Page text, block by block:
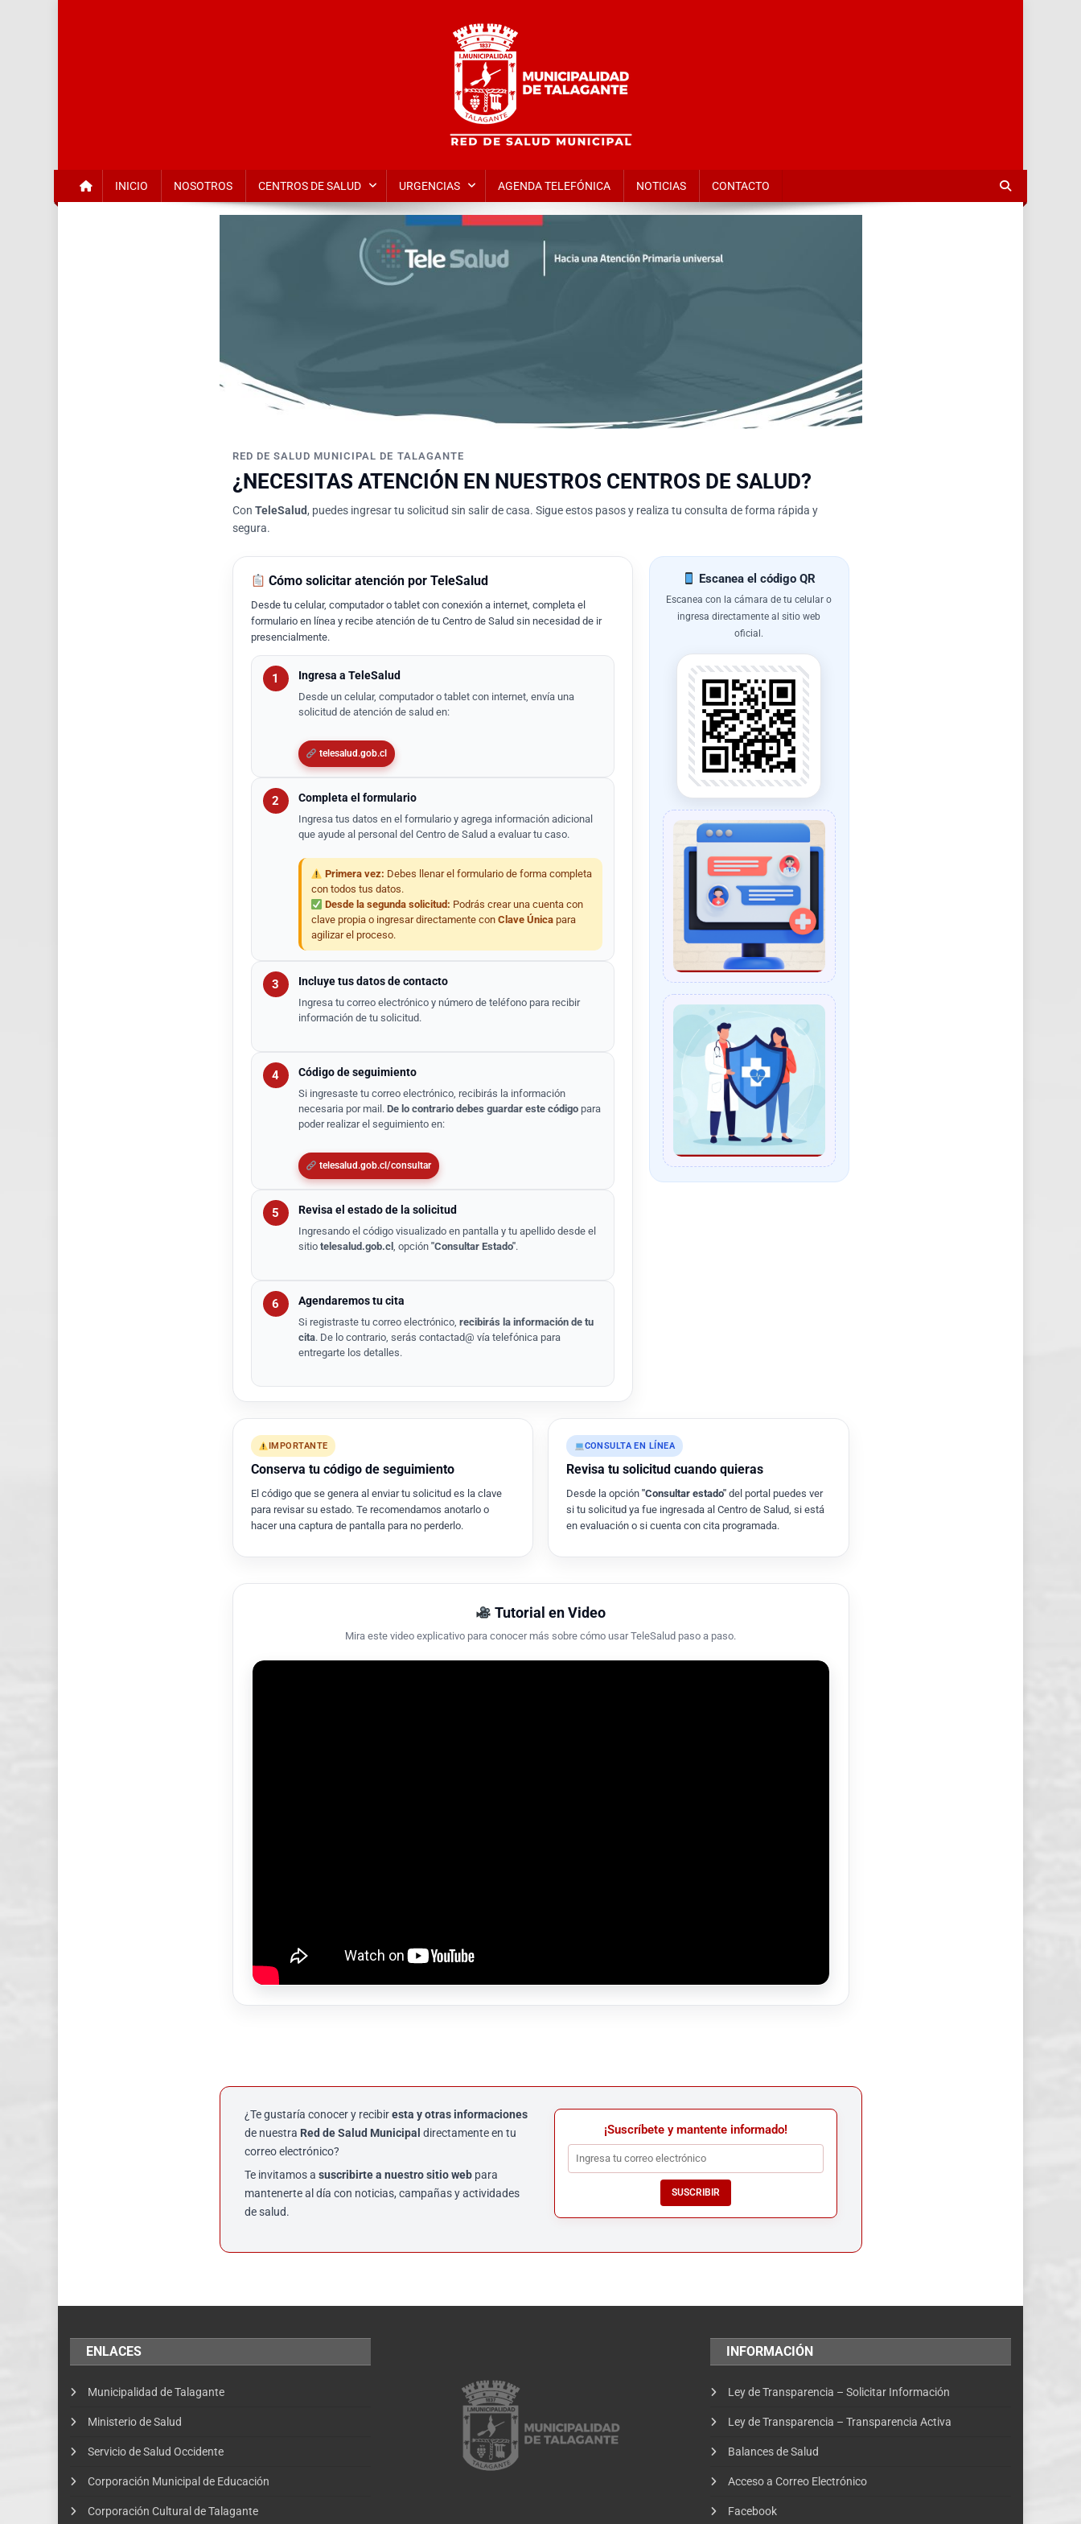
Red de Salud Municipal de Talagante | TalaSalud
INICIO NOSOTROS CENTROS DE SALUD URGENCIAS AGENDA TELEFÓNICA NOTICIAS CONTACTO
RED DE SALUD MUNICIPAL DE TALAGANTE
¿NECESITAS ATENCIÓN EN NUESTROS CENTROS DE SALUD?
Con TeleSalud, puedes ingresar tu solicitud sin salir de casa. Sigue estos pasos y realiza tu consulta de forma rápida y
segura.
Cómo solicitar atención por TeleSalud
Desde tu celular, computador o tablet con conexión a internet, completa el
formulario en línea y recibe atención de tu Centro de Salud sin necesidad de ir
presencialmente.
1 Ingresa a TeleSalud
Desde un celular, computador o tablet con internet, envía una
solicitud de atención de salud en:
telesalud.gob.cl
2 Completa el formulario
Ingresa tus datos en el formulario y agrega información adicional
que ayude al personal del Centro de Salud a evaluar tu caso.
Primera vez: Debes llenar el formulario de forma completa
con todos tus datos.
Desde la segunda solicitud: Podrás crear una cuenta con
clave propia o ingresar directamente con Clave Únicapara
agilizar el proceso.
3 Incluye tus datos de contacto
Ingresa tu correo electrónico y número de teléfono para recibir
información de tu solicitud.
4 Código de seguimiento
Si ingresaste tu correo electrónico, recibirás la información
necesaria por mail. De lo contrario debes guardar este códigopara
poder realizar el seguimiento en:
telesalud.gob.cl/consultar
5 Revisa el estado de la solicitud
Ingresando el código visualizado en pantalla y tu apellido desde el
sitio telesalud.gob.cl , opción "Consultar Estado".
6 Agendaremos tu cita
Si registraste tu correo electrónico, recibirás la información de tu
cita. De lo contrario, serás contactad@ vía telefónica para
entregarte los detalles.
Escanea el código QR
Escanea con la cámara de tu celular o
ingresa directamente al sitio web
oficial.
IMPORTANTE
Conserva tu código de seguimiento
El código que se genera al enviar tu solicitud es la clave
para revisar su estado. Te recomendamos anotarlo o
hacer una captura de pantalla para no perderlo.
CONSULTA EN LÍNEA
Revisa tu solicitud cuando quieras
Desde la opción "Consultar estado" del portal puedes ver
si tu solicitud ya fue ingresada al Centro de Salud, si está
en evaluación o si cuenta con cita programada.
Tutorial en Video
Mira este video explicativo para conocer más sobre cómo usar TeleSalud paso a paso.
¿Te gustaría conocer y recibiresta y otras informaciones
de nuestra Red de Salud Municipal directamente en tu
correo electrónico?
Te invitamos a suscribirte a nuestro sitio webpara
mantenerte al día con noticias, campañas y actividades
de salud.
¡Suscríbete y mantente informado!
SUSCRIBIR
ENLACES
Municipalidad de Talagante
Ministerio de Salud
Servicio de Salud Occidente
Corporación Municipal de Educación
Corporación Cultural de Talagante
INFORMACIÓN
Ley de Transparencia – Solicitar Información
Ley de Transparencia – Transparencia Activa
Balances de Salud
Acceso a Correo Electrónico
Facebook